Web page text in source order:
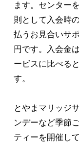
ます。センター
則として入会時
払うお見合いサ
円です。入会金
ービスに比べる
す。
とやまマリッジ
ンデーなど季節
ティーを開催し